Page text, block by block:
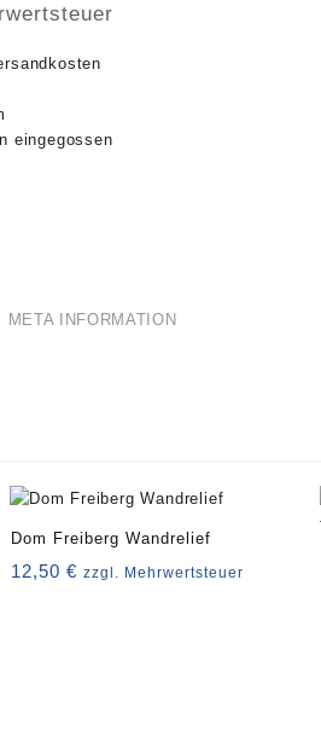
eingegossen
META INFORMATION
Dom Freiberg Wandrelief
12,50€ zzgl. Mehrwertsteuer